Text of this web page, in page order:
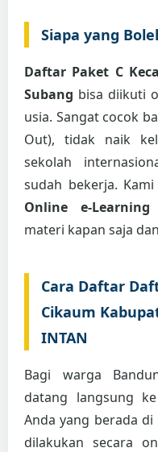
Siapa yang
Daftar Paket C
Subang bisa diikuti
usia. Sangat cocok
Out), tidak naik
sekolah
sudah bekerja.
Online e-Learning
materi kapan saja
Cara Daftar
Cikaum
INTAN
Bagi warga
datang langsung
Anda yang berada
dilakukan secara